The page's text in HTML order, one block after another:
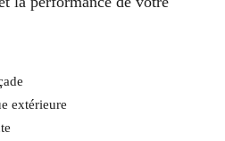
extérieure